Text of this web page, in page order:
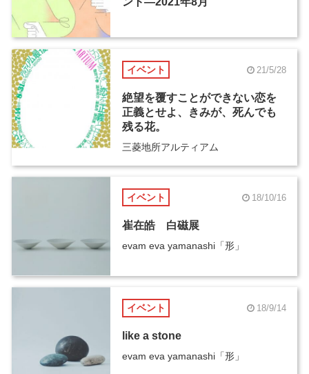
イベント 21/5/28
絶望を覆すことができない恋を
正義とせよ、きみが、死んでも
残る花。
三菱地所アルティアム
イベント 18/10/16
崔在皓 白磁展
evam eva yamanashi「形」
イベント 18/9/14
like a stone
evam eva yamanashi「形」